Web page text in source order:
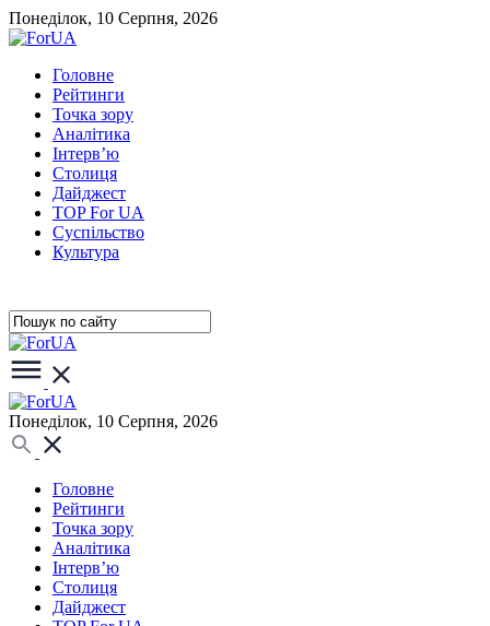
Понеділок, 10 Серпня, 2026
Головне
Рейтинги
Точка зору
Аналітика
Інтерв’ю
Столиця
Дайджест
TOP For UA
Суспiльство
Культура
Понеділок, 10 Серпня, 2026
Головне
Рейтинги
Точка зору
Аналітика
Інтерв’ю
Столиця
Дайджест